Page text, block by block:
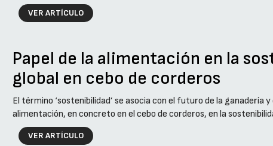
VER ARTÍCULO
Papel de la alimentación en la
global en cebo de corderos
El término ‘sostenibilidad’ se asocia con el futuro de la ganadería
alimentación, en concreto en el cebo de corderos, en la
VER ARTÍCULO